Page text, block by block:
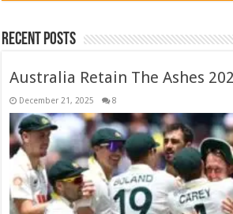
Recent Posts
Australia Retain The Ashes
December 21, 2025 8